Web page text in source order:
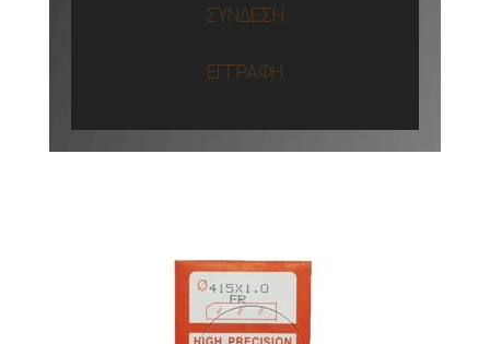
ΣΥΝΔΕΣΗ
ΕΓΓΡΑΦΗ